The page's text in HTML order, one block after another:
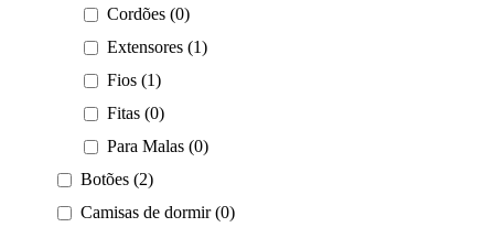
Cordões (0)
Extensores (1)
Fios (1)
Fitas (0)
Para Malas (0)
Botões (2)
Camisas de dormir (0)